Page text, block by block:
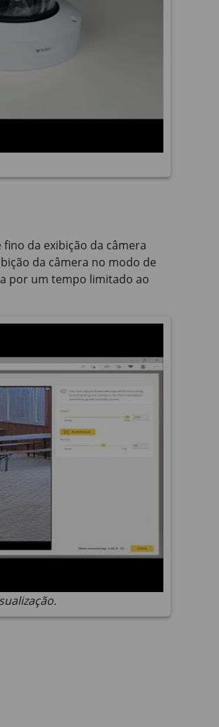
da exibição da câmera
da câmera no modo de
por um tempo limitado ao